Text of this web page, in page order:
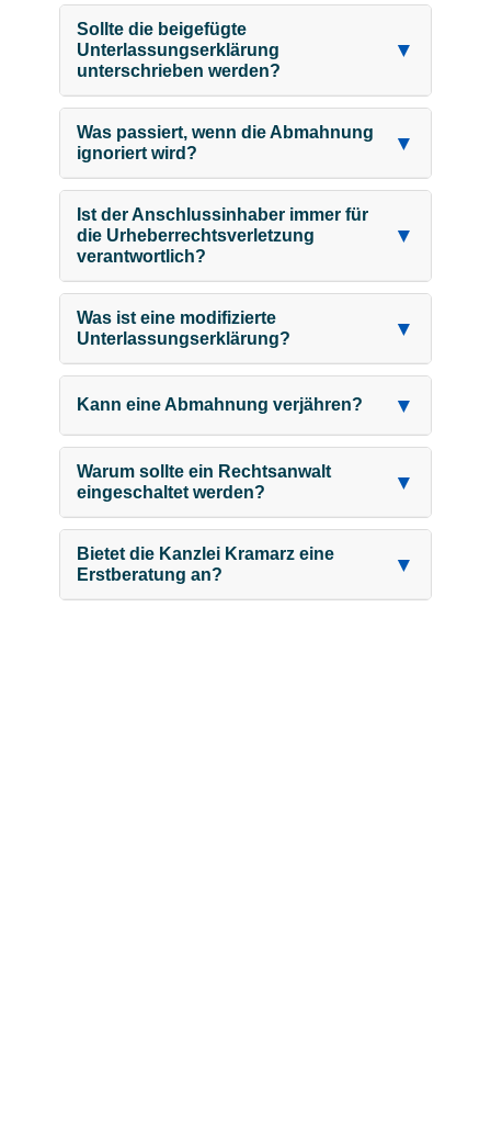
Sollte die beigefügte
Unterlassungserklärung
unterschrieben werden?
▼
Was passiert, wenn die Abmahnung
ignoriert wird?
▼
Ist der Anschlussinhaber immer für
die Urheberrechtsverletzung
verantwortlich?
▼
Was ist eine modifizierte
Unterlassungserklärung?
▼
Kann eine Abmahnung verjähren? ▼
Warum sollte ein Rechtsanwalt
eingeschaltet werden?
▼
Bietet die Kanzlei Kramarz eine
Erstberatung an?
▼